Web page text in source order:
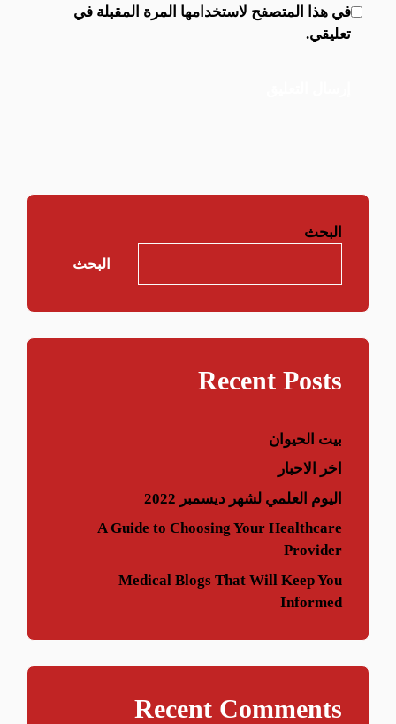
في هذا المتصفح لاستخدامها المرة المقبلة في
تعليقي.
البحث
البحث
Recent Posts
بيت الحيوان
اخر الاحبار
اليوم العلمي لشهر ديسمبر 2022
A Guide to Choosing Your Healthcare
Provider
Medical Blogs That Will Keep You
Informed
Recent Comments